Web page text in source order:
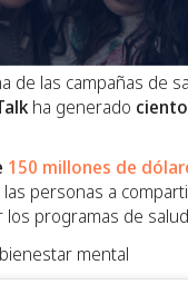
de las campañas de
ha generado
150 millones de
personas a
los programas de
mental